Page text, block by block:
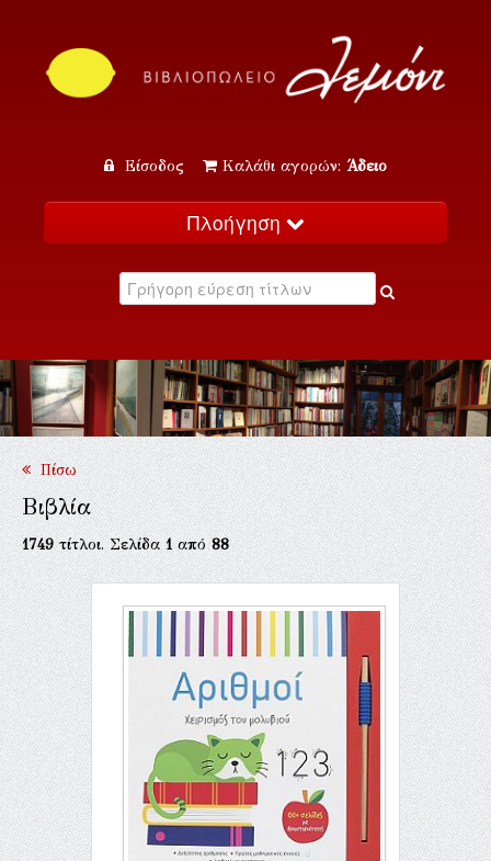
Είσοδος Καλάθι αγορών: Άδειο
Πλοήγηση
Κατάλογος
Εκδηλώσεις
Επικοινωνία
Πίσω
Βιβλία
1749τίτλοι. Σελίδα1από88